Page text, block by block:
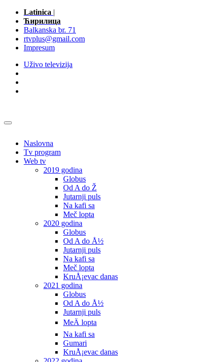
Latinica |
Ћирилица
Balkanska br. 71
rtvplus@gmail.com
Impresum
Uživo televizija
Naslovna
Tv program
Web tv
2019 godina
Globus
Od A do Ž
Jutarnji puls
Na kafi sa
Meč lopta
2020 godina
Globus
Od A do Å½
Jutarnji puls
Na kafi sa
Meč lopta
KruÅ¡evac danas
2021 godina
Globus
Od A do Å½
Jutarnji puls
MeÄ lopta
Na kafi sa
Gumari
KruÅ¡evac danas